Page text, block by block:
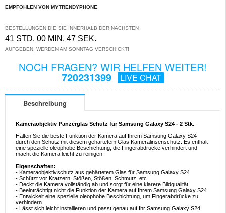
EMPFOHLEN VON MYTRENDYPHONE
BESTELLUNGEN DIE SIE INNERHALB DER NÄCHSTEN
41 STD. 00 MIN. 47 SEK.
AUFGEBEN, WERDEN AM SONNTAG VERSCHICKT!
NOCH FRAGEN? WIR HELFEN WEITER!
720231399 LIVE CHAT
Beschreibung
Kameraobjektiv Panzerglas Schutz für Samsung Galaxy S24 - 2 Stk.
Halten Sie die beste Funktion der Kamera auf Ihrem Samsung Galaxy S24
durch den Schutz mit diesem gehärtetem Glas Kameralinsenschutz. Es enthält
eine spezielle oleophobe Beschichtung, die Fingerabdrücke verhindert und
macht die Kamera leicht zu reinigen.
Eigenschaften:
- Kameraobjektivschutz aus gehärtetem Glas für Samsung Galaxy S24
- Schützt vor Kratzern, Stößen, Stößen, Schmutz, etc.
- Deckt die Kamera vollständig ab und sorgt für eine klarere Bildqualität
- Beeinträchtigt nicht die Funktion der Kamera auf Ihrem Samsung Galaxy S24
- Entwickelt eine spezielle oleophobe Beschichtung, um Fingerabdrücke zu
verhindern
- Lässt sich leicht installieren und passt genau auf Ihr Samsung Galaxy S24